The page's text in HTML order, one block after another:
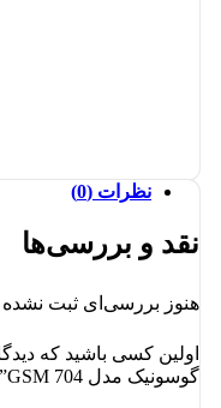
نظرات (0)
نقد و بررسی‌ها
هنوز بررسی‌ای ثبت
اولین کسی باشید که
گوسونیک مدل GSM 704”